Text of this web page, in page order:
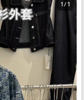
1 / 1